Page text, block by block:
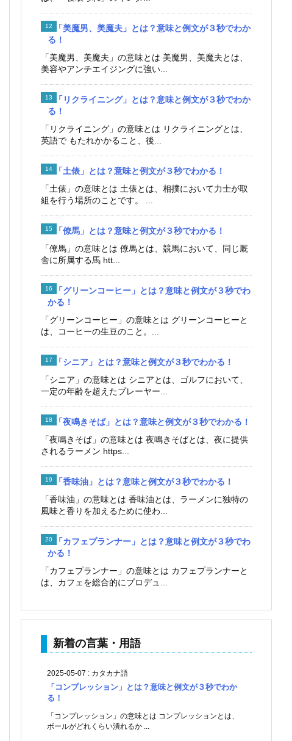
「美魔男、美魔夫」とは？意味と例文が３秒でわか
る！
「美魔男、美魔夫」の意味とは 美魔男、美魔夫とは、
美容やアンチエイジングに強い...
「リクライニング」とは？意味と例文が３秒でわか
る！
「リクライニング」の意味とは リクライニングとは、
英語で もたれかかること、後...
「土俵」とは？意味と例文が３秒でわかる！
「土俵」の意味とは 土俵とは、相撲において力士が取
組を行う場所のことです。 ...
「僚馬」とは？意味と例文が３秒でわかる！
「僚馬」の意味とは 僚馬とは、競馬において、同じ厩
舎に所属する馬 htt...
「グリーンコーヒー」とは？意味と例文が３秒でわ
かる！
「グリーンコーヒー」の意味とは グリーンコーヒーと
は、コーヒーの生豆のこと。...
「シニア」とは？意味と例文が３秒でわかる！
「シニア」の意味とは シニアとは、ゴルフにおいて、
一定の年齢を超えたプレーヤー...
「夜鳴きそば」とは？意味と例文が３秒でわかる！
「夜鳴きそば」の意味とは 夜鳴きそばとは、夜に提供
されるラーメン https...
「香味油」とは？意味と例文が３秒でわかる！
「香味油」の意味とは 香味油とは、ラーメンに独特の
風味と香りを加えるために使わ...
「カフェプランナー」とは？意味と例文が３秒でわ
かる！
「カフェプランナー」の意味とは カフェプランナーと
は、カフェを総合的にプロデュ...
新着の言葉・用語
2025-05-07 : カタカナ語
「コンプレッション」とは？意味と例文が３秒でわか
る！
「コンプレッション」の意味とは コンプレッションとは、
ボールがどれくらい潰れるか ...